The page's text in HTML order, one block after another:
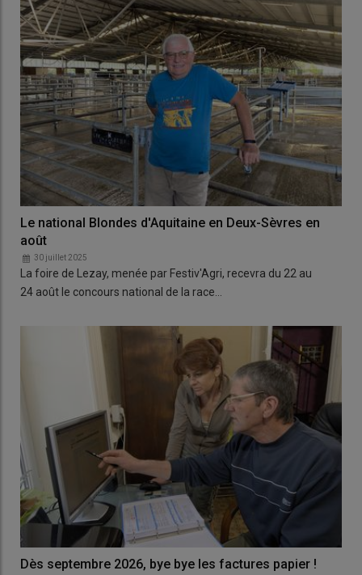
Le national Blondes d'Aquitaine en Deux-Sèvres en
août
30 juillet 2025
La foire de Lezay, menée par Festiv'Agri, recevra du 22 au
24 août le concours national de la race…
Dès septembre 2026, bye bye les factures papier !